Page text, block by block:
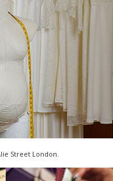
Street London.